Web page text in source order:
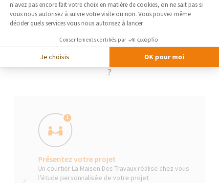
La Maison Des Travaux, comment ça marche
?
1
Présentez votre projet
Un courtier La Maison Des Travaux réalise chez vous
l’étude personnalisée de votre projet
n'avez pas encore fait votre choix en matière de cookies, on ne sait pas si
vous nous autorisez à suivre votre visite ou non. Vous pouvez même
décider quels services vous nous autorisez à lancer.
Consentements certifiés par
Je choisis OK pour moi
Axeptio consent